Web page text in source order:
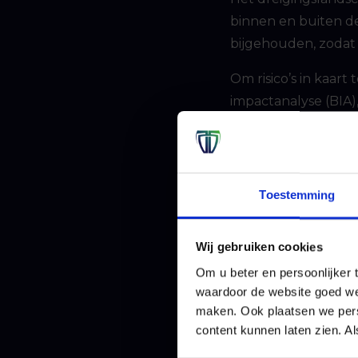
Toestemming
Wij gebruiken cookies
Om u beter en persoonlijker
waardoor de website goed
maken. Ook plaatsen we
content kunnen laten zien.
binnen en buiten
bijgehouden,
Om risico’s in
impactanalyse
een supply chain,
Vervolgens